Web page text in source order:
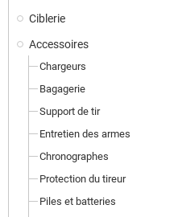
Ciblerie
Accessoires
Chargeurs
Bagagerie
Support de tir
Entretien des armes
Chronographes
Protection du tireur
Piles et batteries